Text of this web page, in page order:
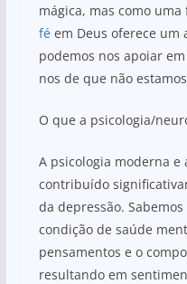
mágica, mas como
féem Deus oferece um
podemos nos apoiar
nos de que não
O que a psicologia/
A psicologia moderna e
contribuído
da depressão.
condição de saúde
pensamentos e o
resultando em